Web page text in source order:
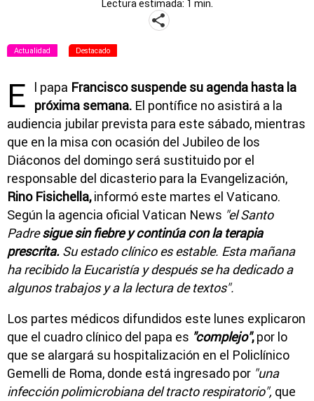
Lectura estimada: 1 min.
Actualidad Destacado
E l papa Francisco suspende su agenda hasta la
próxima semana. El pontífice no asistirá a la
audiencia jubilar prevista para este sábado, mientras
que en la misa con ocasión del Jubileo de los
Diáconos del domingo será sustituido por el
responsable del dicasterio para la Evangelización,
Rino Fisichella,informó este martes el Vaticano.
Según la agencia oficial Vatican News "el Santo
Padresigue sin fiebre y continúa con la terapia
prescrita. Su estado clínico es estable. Esta mañana
ha recibido la Eucaristía y después se ha dedicado a
algunos trabajos y a la lectura de textos".
Los partes médicos difundidos este lunes explicaron
que el cuadro clínico del papa es "complejo",por lo
que se alargará su hospitalización en el Policlínico
Gemelli de Roma, donde está ingresado por "una
infección polimicrobiana del tracto respiratorio", que